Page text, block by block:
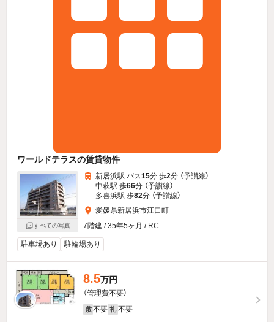
ワールドテラスの賃貸物件
すべての写真
新居浜駅 バス15分 歩2分 （予讃線）
中萩駅 歩66分 （予讃線）
多喜浜駅 歩82分 （予讃線）
愛媛県新居浜市江口町
7階建 / 35年5ヶ月 / RC
駐車場あり 駐輪場あり
8.5万円
（管理費不要）
敷 不要 礼 不要